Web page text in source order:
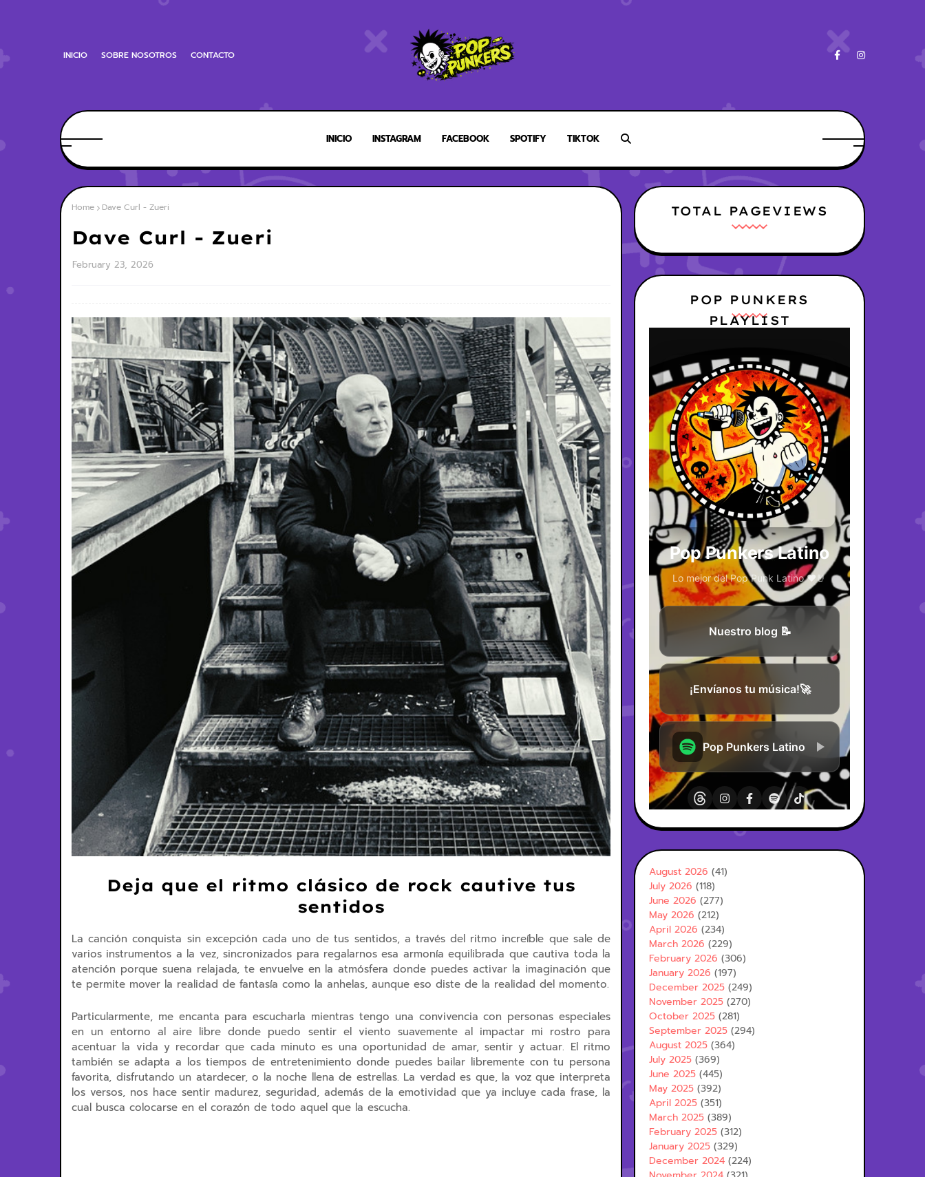
INICIO SOBRE NOSOTROS CONTACTO
INICIO INSTAGRAM FACEBOOK SPOTIFY TIKTOK
Home Dave Curl - Zueri
Dave Curl - Zueri
February 23, 2026
Deja que el ritmo clásico de rock cautive tus
sentidos
La canción conquista sin excepción cada uno de tus sentidos, a través del ritmo increíble que sale de
varios instrumentos a la vez, sincronizados para regalarnos esa armonía equilibrada que cautiva toda la
atención porque suena relajada, te envuelve en la atmósfera donde puedes activar la imaginación que
te permite mover la realidad de fantasía como la anhelas, aunque eso diste de la realidad del momento.
Particularmente, me encanta para escucharla mientras tengo una convivencia con personas especiales
en un entorno al aire libre donde puedo sentir el viento suavemente al impactar mi rostro para
acentuar la vida y recordar que cada minuto es una oportunidad de amar, sentir y actuar. El ritmo
también se adapta a los tiempos de entretenimiento donde puedes bailar libremente con tu persona
favorita, disfrutando un atardecer, o la noche llena de estrellas. La verdad es que, la voz que interpreta
los versos, nos hace sentir madurez, seguridad, además de la emotividad que ya incluye cada frase, la
cual busca colocarse en el corazón de todo aquel que la escucha.
TOTAL PAGEVIEWS
POP PUNKERS
PLAYLIST
August 2026 (41)
July 2026 (118)
June 2026 (277)
May 2026 (212)
April 2026 (234)
March 2026 (229)
February 2026 (306)
January 2026 (197)
December 2025 (249)
November 2025 (270)
October 2025 (281)
September 2025 (294)
August 2025 (364)
July 2025 (369)
June 2025 (445)
May 2025 (392)
April 2025 (351)
March 2025 (389)
February 2025 (312)
January 2025 (329)
December 2024 (224)